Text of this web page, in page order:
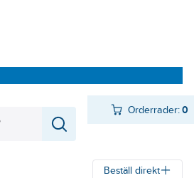
Orderrader:0
Beställ direkt